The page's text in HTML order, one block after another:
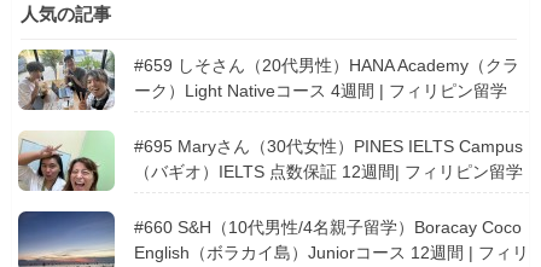
人気の記事
#659 しそさん（20代男性）HANA Academy（クラ
ーク）Light Nativeコース 4週間 | フィリピン留学
#695 Maryさん（30代女性）PINES IELTS Campus
（バギオ）IELTS 点数保証 12週間| フィリピン留学
#660 S&H（10代男性/4名親子留学）Boracay Coco
English（ボラカイ島）Juniorコース 12週間 | フィリ